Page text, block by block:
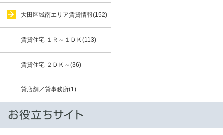
大田区城南エリア賃貸情報(152)
賃貸住宅 １Ｒ～１ＤＫ(113)
賃貸住宅 ２ＤＫ～(36)
貸店舗／貸事務所(1)